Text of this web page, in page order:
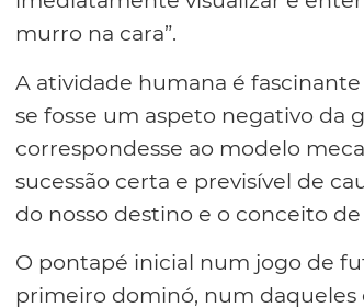
murro na cara”.
A atividade humana é
se fosse um aspeto negativo da
correspondesse ao modelo
sucessão certa e previsível de
do nosso destino e o conceito
O pontapé inicial num jogo de
primeiro dominó, num daqueles